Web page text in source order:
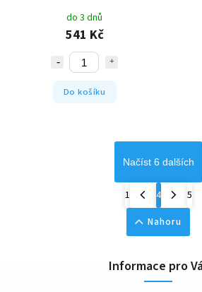
do 3 dnů
541 Kč
Do košíku
Načíst 6 dalších
1 4
5
Nahoru
Informace pro